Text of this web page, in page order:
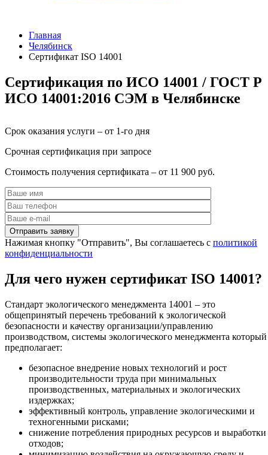
Главная
Челябинск
Сертификат ISO 14001
Сертификация по ИСО 14001 / ГОСТ Р
ИСО 14001:2016 СЭМ в Челябинске
Срок оказания услуги – от 1-го дня
Срочная сертификация при запросе
Стоимость получения сертификата – от 11 900 руб.
Нажимая кнопку "Отправить", Вы соглашаетесь с политикой
конфиденциальности
Для чего нужен сертификат ISO 14001?
Стандарт экологического менеджмента 14001 – это
общепринятый перечень требований к экологической
безопасности и качеству организации/управлению
производством, системы экологического менеджмента который
предполагает:
безопасное внедрение новых технологий и рост
производительности труда при минимальных
производственных, материальных и экологических
издержках;
эффективный контроль, управление экологическими и
техногенными рисками;
снижение потребления природных ресурсов и выработки
отходов;